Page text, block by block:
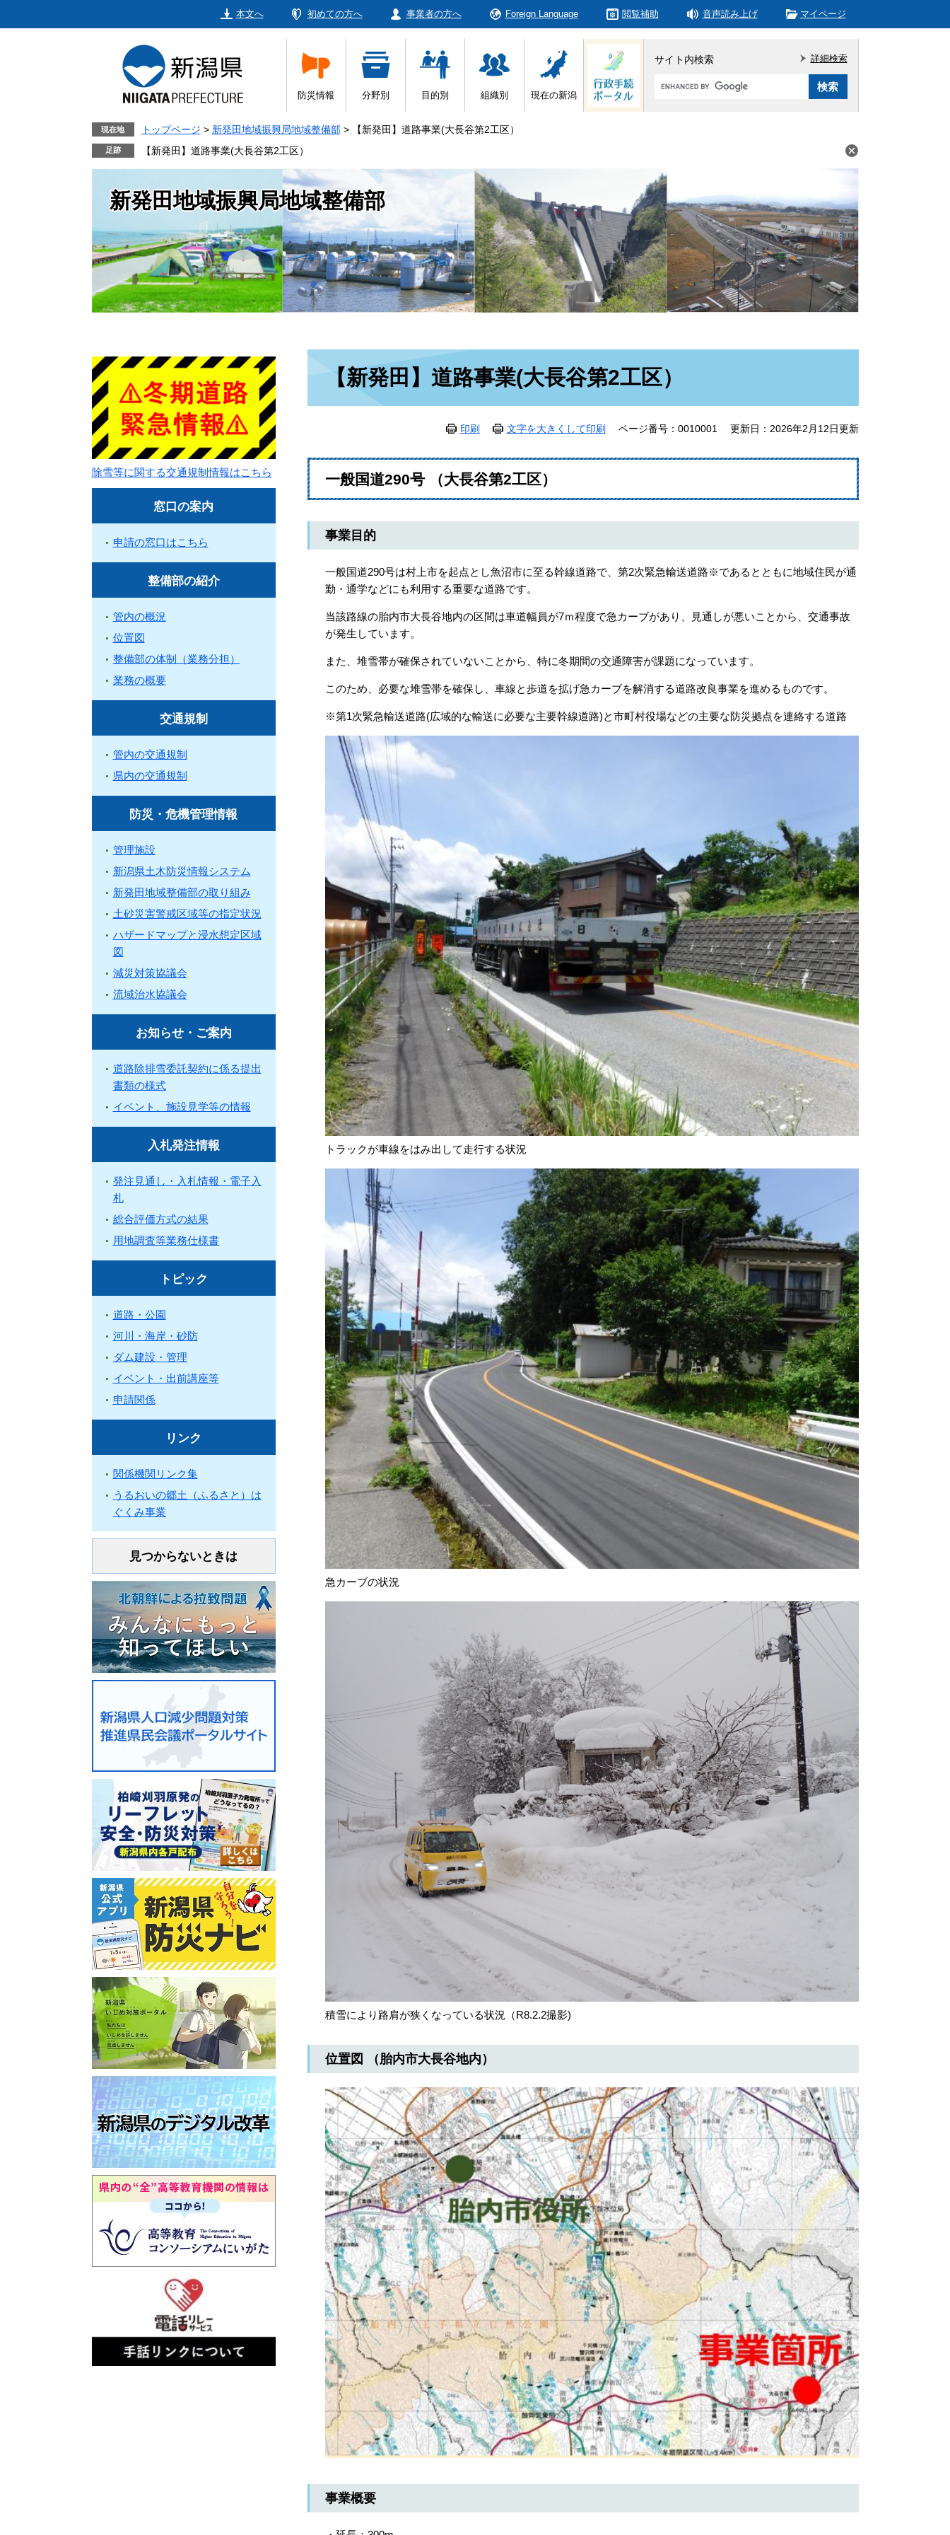
本文へ 初めての方へ 事業者の方へ Foreign Language 閲覧補助 音声読み上げ マイページ
防災情報 分野別 目的別 組織別 現在の新潟
サイト内検索
Google
詳細検索
現在地 トップページ > 新発田地域振興局地域整備部 >
【新発田】道路事業(大長谷第2工区）
【新発田】道路事業(大長谷第2工区）
新発田地域振興局地域整備部
【新発田】道路事業(大長谷第2工区）
印刷 文字を大きくして印刷 ページ番号：0010001 更新日：2026年2月12日更新
一般国道290号 （大長谷第2工区）
事業目的
一般国道290号は村上市を起点とし魚沼市に至る幹線道路で、第2次緊急輸送道路※であるとともに地域住民が通
勤・通学などにも利用する重要な道路です。
当該路線の胎内市大長谷地内の区間は車道幅員が7ｍ程度で急カーブがあり、見通しが悪いことから、交通事故
が発生しています。
また、堆雪帯が確保されていないことから、特に冬期間の交通障害が課題になっています。
このため、必要な堆雪帯を確保し、車線と歩道を拡げ急カーブを解消する道路改良事業を進めるものです。
※第1次緊急輸送道路(広域的な輸送に必要な主要幹線道路)と市町村役場などの主要な防災拠点を連絡する道路
トラックが車線をはみ出して走行する状況
急カーブの状況
積雪により路肩が狭くなっている状況（R8.2.2撮影)
位置図 （胎内市大長谷地内​）
事業概要​
除雪等に関する交通規制情報はこちら
窓口の案内
申請の窓口はこちら
整備部の紹介
管内の概況
位置図
整備部の体制（業務分担）
業務の概要
交通規制
管内の交通規制
県内の交通規制
防災・危機管理情報
管理施設
新潟県土木防災情報システム
新発田地域整備部の取り組み
土砂災害警戒区域等の指定状況
ハザードマップと浸水想定区域
図
減災対策協議会
流域治水協議会
お知らせ・ご案内
道路除排雪委託契約に係る提出
書類の様式
イベント、施設見学等の情報
入札発注情報
発注見通し・入札情報・電子入
札
総合評価方式の結果
用地調査等業務仕様書
トピック
道路・公園
河川・海岸・砂防
ダム建設・管理
イベント・出前講座等
申請関係
リンク
関係機関リンク集
うるおいの郷土（ふるさと）は
ぐくみ事業
見つからないときは